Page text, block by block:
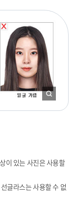
이 있는 사진은 사용할
글라스는 사용할 수 없